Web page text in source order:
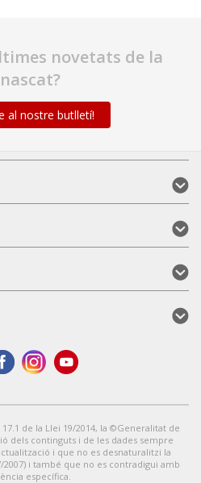
novetats de la
al nostre butlletí!
17.1 de la Llei 19/2014, la ©Generalitat de
dels continguts i de les dades sempre
i que no es desnaturalitzi la
i també que no es contradigui amb
específica.